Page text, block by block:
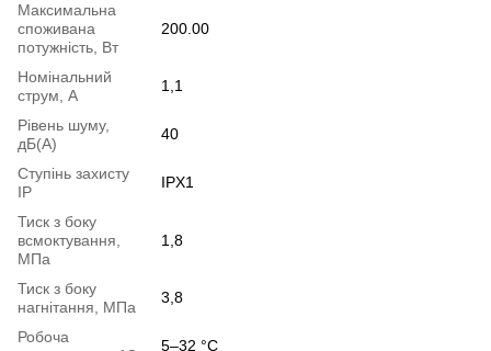
Максимальна
споживана
потужність, Вт
200.00
Номінальний
струм, А
1,1
Рівень шуму,
дБ(А)
40
Ступінь захисту
IP
IPX1
Тиск з боку
всмоктування,
МПа
1,8
Тиск з боку
нагнітання, МПа
3,8
Робоча
5–32 °C